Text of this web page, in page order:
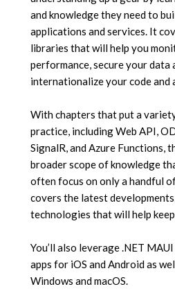
and knowledge they need to
applications and services. It
libraries that will help you
performance, secure your data
internationalize your code and
With chapters that put a
practice, including Web API,
SignalR, and Azure Functions,
broader scope of knowledge
often focus on only a handful
covers the latest
technologies that will help
You’ll also leverage .NET
apps for iOS and Android as
Windows and macOS.